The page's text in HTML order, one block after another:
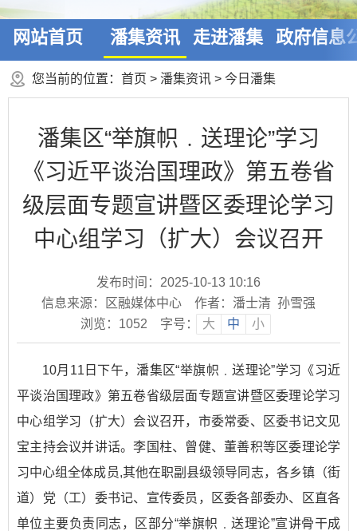
网站首页 潘集资讯 走进潘集 政府信息
您当前的位置： 首页 > 潘集资讯 > 今日潘集
潘集区“举旗帜﹒送理论”学习
《习近平谈治国理政》第五卷省
级层面专题宣讲暨区委理论学习
中心组学习（扩大）会议召开
发布时间：2025-10-13 10:16
信息来源：区融媒体中心
作者：潘士清 孙雪强
浏览： 1052 字号： 大 中 小
10月11日下午，潘集区“举旗帜﹒送理论”学习《习近
平谈治国理政》第五卷省级层面专题宣讲暨区委理论学习
中心组学习（扩大）会议召开，市委常委、区委书记文见
宝主持会议并讲话。李国柱、曾健、董善积等区委理论学
习中心组全体成员,其他在职副县级领导同志，各乡镇（街
道）党（工）委书记、宣传委员，区委各部委办、区直各
单位主要负责同志，区部分“举旗帜﹒送理论”宣讲骨干成